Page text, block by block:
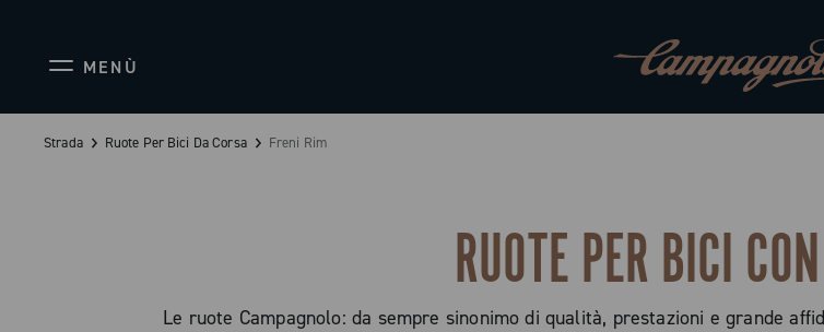
MENÙ
Strada Ruote Per Bici Da Corsa Freni Rim
RUOTE PER BICI
Le ruote Campagnolo: da sempre sinonimo di qualità, prestazioni e grande